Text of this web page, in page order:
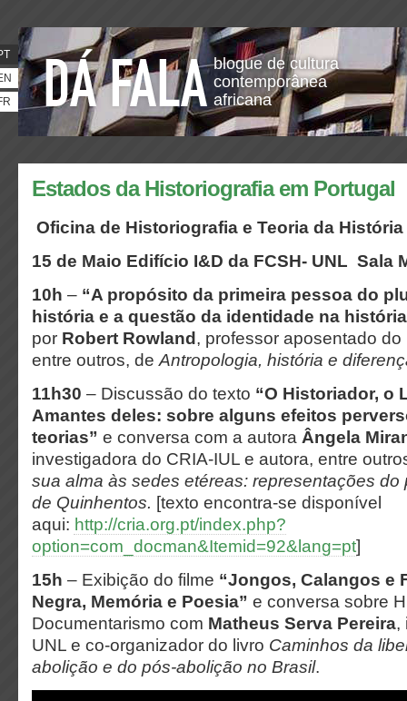
blogue de cultura
contemporânea
africana
Estados da Historiografia em Portugal
Oficina de Historiografia e Teoria da História
15 de Maio Edifício I&D da FCSH- UNL Sala
10h – “A propósito da primeira pessoa do
história e a questão da identidade na
por Robert Rowland , professor aposentado do
entre outros, de Antropologia, história e
11h30 – Discussão do texto “O Historiador, o
Amantes deles: sobre alguns efeitos
teorias” e conversa com a autora Ângela
investigadora do CRIA-IUL e autora, entre
sua alma às sedes etéreas: representações do
de Quinhentos. [texto encontra-se disponível
aqui: http://cria.org.pt/index.php?
option=com_docman&Itemid=92&lang=pt]
15h – Exibição do filme “Jongos, Calangos e
Negra, Memória e Poesia” e conversa sobre
Documentarismo com Matheus Serva Pereira,
UNL e co-organizador do livro Caminhos da
abolição e do pós-abolição no Brasil.